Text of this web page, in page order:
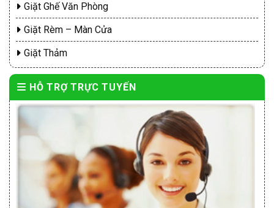
Giặt Ghế Văn Phòng
Giặt Rèm – Màn Cửa
Giặt Thảm
HỖ TRỢ TRỰC TUYẾN